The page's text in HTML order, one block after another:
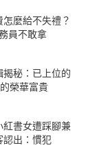
麼給不失禮？
員不敢拿
秘：已上位的
榮華富貴
紅書女遭踩腳兼
出：慣犯